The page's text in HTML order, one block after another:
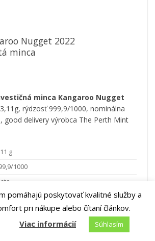
Nugget 2022
minca
minca Kangaroo Nugget
rýdzosť 999,9/1000, nominálna
good delivery výrobca The Perth Mint
g
1000
Perth Mint
pomáhajú poskytovať kvalitné služby a
pri nákupe alebo čítaní článkov.
Viac informácií Súhlasím